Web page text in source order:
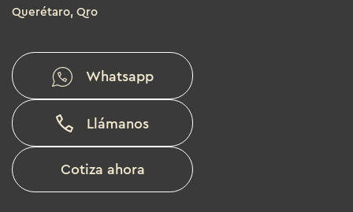
Querétaro, Qro
Whatsapp
Llámanos
Cotiza ahora